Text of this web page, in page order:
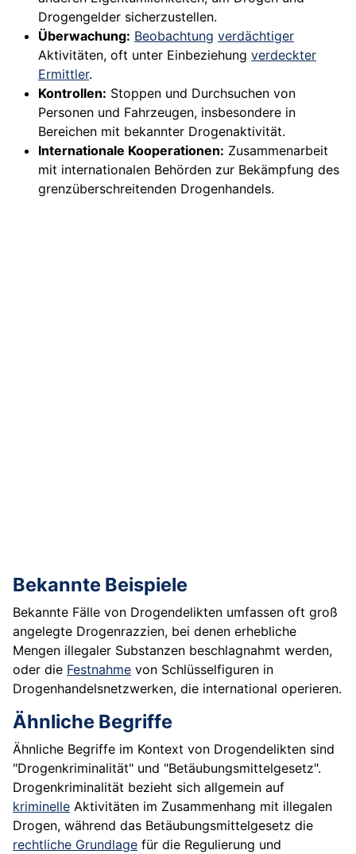
Drogengelder sicherzustellen.
Überwachung: Beobachtung verdächtiger
Aktivitäten, oft unter Einbeziehung verdeckter
Ermittler.
Kontrollen: Stoppen und Durchsuchen von
Personen und Fahrzeugen, insbesondere in
Bereichen mit bekannter Drogenaktivität.
Internationale Kooperationen: Zusammenarbeit
mit internationalen Behörden zur Bekämpfung des
grenzüberschreitenden Drogenhandels.
Bekannte Beispiele
Bekannte Fälle von Drogendelikten umfassen oft groß
angelegte Drogenrazzien, bei denen erhebliche
Mengen illegaler Substanzen beschlagnahmt werden,
oder die Festnahme von Schlüsselfiguren in
Drogenhandelsnetzwerken, die international operieren.
Ähnliche Begriffe
Ähnliche Begriffe im Kontext von Drogendelikten sind
"Drogenkriminalität" und "Betäubungsmittelgesetz".
Drogenkriminalität bezieht sich allgemein auf
kriminelle Aktivitäten im Zusammenhang mit illegalen
Drogen, während das Betäubungsmittelgesetz die
rechtliche Grundlage für die Regulierung und